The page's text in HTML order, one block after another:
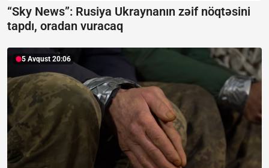
“Sky News”: Rusiya Ukraynanın zəif nöqtəsini
tapdı, oradan vuracaq
5 Avqust 20:06